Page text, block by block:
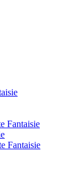
Fantaisie
Fantaisie